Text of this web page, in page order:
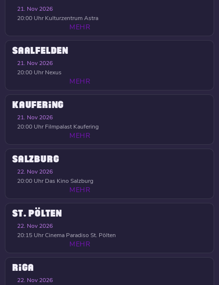
21. Nov 2026
20:00 Uhr Kulturzentrum Astra
MEHR
SAALFELDEN
21. Nov 2026
20:00 Uhr Nexus
MEHR
KAUFERING
21. Nov 2026
20:00 Uhr Filmpalast Kaufering
MEHR
SALZBURG
22. Nov 2026
20:00 Uhr Das Kino Salzburg
MEHR
ST. PÖLTEN
22. Nov 2026
20:15 UhrCinema Paradiso St. Pölten
MEHR
RIGA
22. Nov 2026